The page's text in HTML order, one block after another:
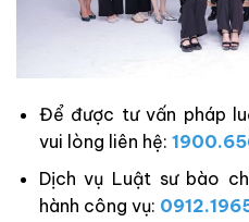
Để được tư vấn pháp
vui lòng liên hệ:
Dịch vụ Luật sư bào
hành công vụ: